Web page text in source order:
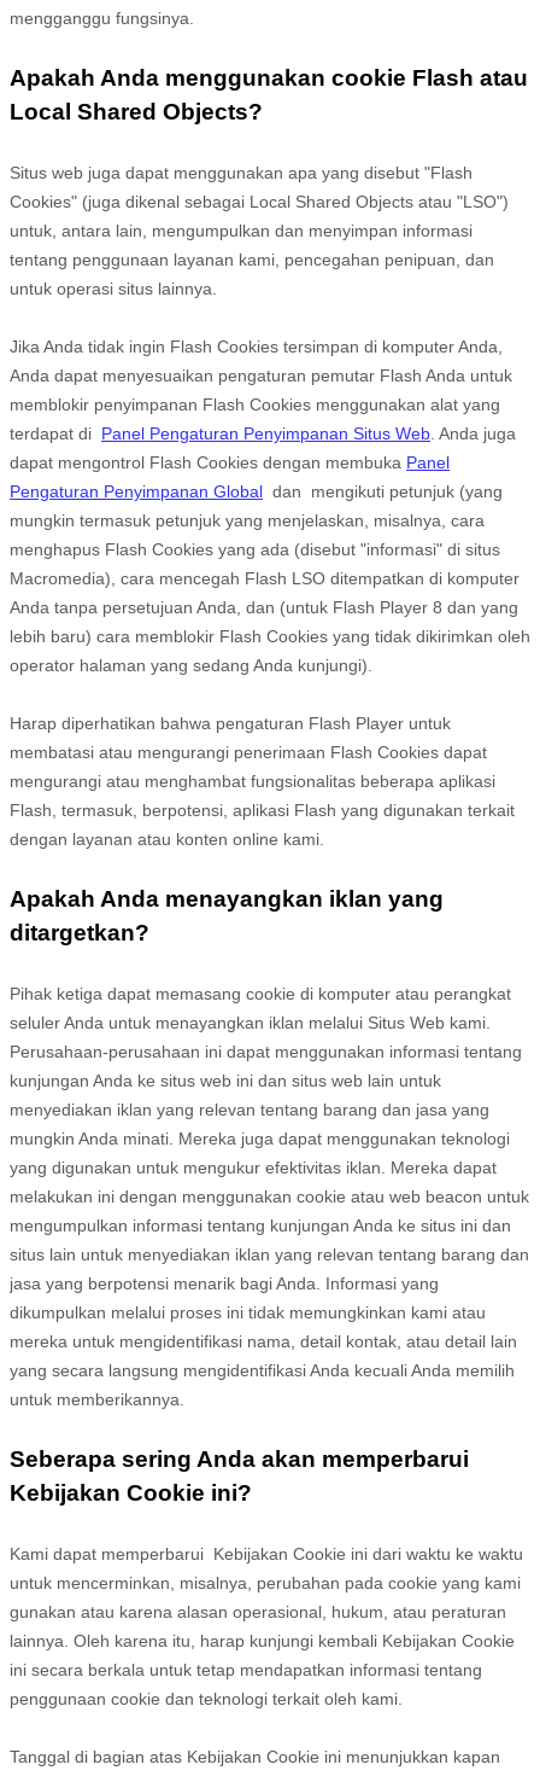
mengganggu fungsinya.
Apakah Anda menggunakan cookie Flash atau
Local Shared Objects?
Situs web juga dapat menggunakan apa yang disebut "Flash
Cookies" (juga dikenal sebagai Local Shared Objects atau "LSO")
untuk, antara lain, mengumpulkan dan menyimpan informasi
tentang penggunaan layanan kami, pencegahan penipuan, dan
untuk operasi situs lainnya.
Jika Anda tidak ingin Flash Cookies tersimpan di komputer Anda,
Anda dapat menyesuaikan pengaturan pemutar Flash Anda untuk
memblokir penyimpanan Flash Cookies menggunakan alat yang
terdapat di Panel Pengaturan Penyimpanan Situs Web . Anda juga
dapat mengontrol Flash Cookies dengan membuka Panel
Pengaturan Penyimpanan Global dan mengikuti petunjuk (yang
mungkin termasuk petunjuk yang menjelaskan, misalnya, cara
menghapus Flash Cookies yang ada (disebut "informasi" di situs
Macromedia), cara mencegah Flash LSO ditempatkan di komputer
Anda tanpa persetujuan Anda, dan (untuk Flash Player 8 dan yang
lebih baru) cara memblokir Flash Cookies yang tidak dikirimkan oleh
operator halaman yang sedang Anda kunjungi).
Harap diperhatikan bahwa pengaturan Flash Player untuk
membatasi atau mengurangi penerimaan Flash Cookies dapat
mengurangi atau menghambat fungsionalitas beberapa aplikasi
Flash, termasuk, berpotensi, aplikasi Flash yang digunakan terkait
dengan layanan atau konten online kami.
Apakah Anda menayangkan iklan yang
ditargetkan?
Pihak ketiga dapat memasang cookie di komputer atau perangkat
seluler Anda untuk menayangkan iklan melalui Situs Web kami.
Perusahaan-perusahaan ini dapat menggunakan informasi tentang
kunjungan Anda ke situs web ini dan situs web lain untuk
menyediakan iklan yang relevan tentang barang dan jasa yang
mungkin Anda minati. Mereka juga dapat menggunakan teknologi
yang digunakan untuk mengukur efektivitas iklan. Mereka dapat
melakukan ini dengan menggunakan cookie atau web beacon untuk
mengumpulkan informasi tentang kunjungan Anda ke situs ini dan
situs lain untuk menyediakan iklan yang relevan tentang barang dan
jasa yang berpotensi menarik bagi Anda. Informasi yang
dikumpulkan melalui proses ini tidak memungkinkan kami atau
mereka untuk mengidentifikasi nama, detail kontak, atau detail lain
yang secara langsung mengidentifikasi Anda kecuali Anda memilih
untuk memberikannya.
Seberapa sering Anda akan memperbarui
Kebijakan Cookie ini?
Kami dapat memperbarui Kebijakan Cookie ini dari waktu ke waktu
untuk mencerminkan, misalnya, perubahan pada cookie yang kami
gunakan atau karena alasan operasional, hukum, atau peraturan
lainnya. Oleh karena itu, harap kunjungi kembali Kebijakan Cookie
ini secara berkala untuk tetap mendapatkan informasi tentang
penggunaan cookie dan teknologi terkait oleh kami.
Tanggal di bagian atas Kebijakan Cookie ini menunjukkan kapan